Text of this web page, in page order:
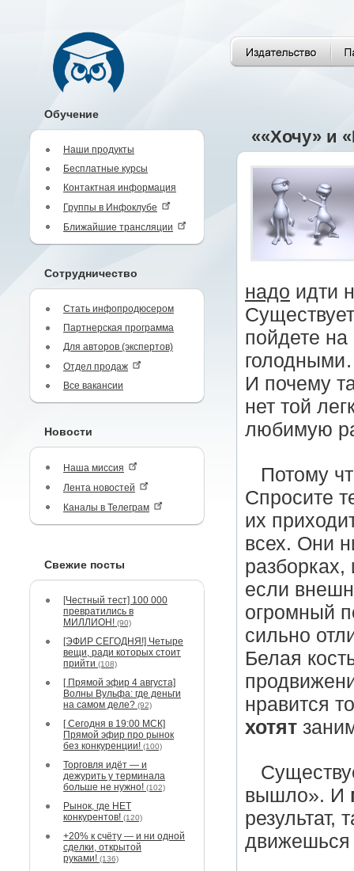
Обучение
Наши продукты
Бесплатные курсы
Контактная информация
Группы в Инфоклубе
Ближайшие трансляции
Сотрудничество
Стать инфопродюсером
Партнерская программа
Для авторов (экспертов)
Отдел продаж
Все вакансии
Новости
Наша миссия
Лента новостей
Каналы в Телеграм
Свежие посты
[Честный тест] 100 000
превратились в
МИЛЛИОН! (90)
[ЭФИР СЕГОДНЯ!] Четыре
вещи, ради которых стоит
прийти (108)
[ Прямой эфир 4 августа]
Волны Вульфа: где деньги
на самом деле? (92)
[ Сегодня в 19:00 МСК]
Прямой эфир про рынок
без конкуренции! (100)
Торговля идёт — и
дежурить у терминала
больше не нужно! (102)
Рынок, где НЕТ
конкурентов! (120)
+20% к счёту — и ни одной
сделки, открытой
руками! (136)
««Хочу» и
надо идти
пойдете на
И почему
нет той
любимую
Потому
Спросите
их
всех. Они
если
огромный
сильно
Белая
нравится
хотят
вышло». И
результат,